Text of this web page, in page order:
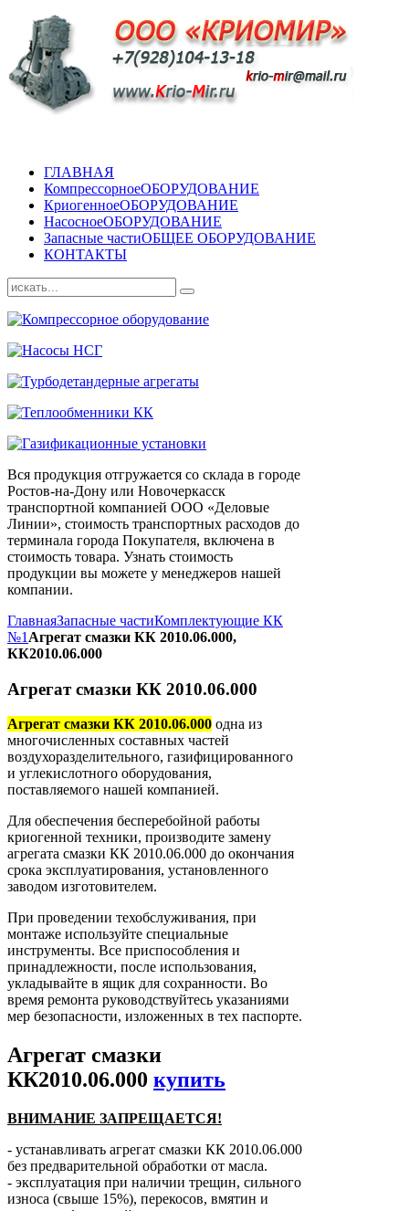
ГЛАВНАЯ
КомпрессорноеОБОРУДОВАНИЕ
КриогенноеОБОРУДОВАНИЕ
НасосноеОБОРУДОВАНИЕ
Запасные частиОБЩЕЕ ОБОРУДОВАНИЕ
КОНТАКТЫ
Вся продукция отгружается со склада в городе
Ростов-на-Дону или Новочеркасск
транспортной компанией ООО «Деловые
Линии», стоимость транспортных расходов до
терминала города Покупателя, включена в
стоимость товара. Узнать стоимость
продукции вы можете у менеджеров нашей
компании.
ГлавнаяЗапасные частиКомплектующие КК
№1 Агрегат смазки КК 2010.06.000,
КК2010.06.000
Агрегат смазки КК 2010.06.000
Агрегат смазки КК 2010.06.000 одна из
многочисленных составных частей
воздухоразделительного, газифицированного
и углекислотного оборудования,
поставляемого нашей компанией.
Для обеспечения бесперебойной работы
криогенной техники, производите замену
агрегата смазки КК 2010.06.000 до окончания
срока эксплуатирования, установленного
заводом изготовителем.
При проведении техобслуживания, при
монтаже используйте специальные
инструменты. Все приспособления и
принадлежности, после использования,
укладывайте в ящик для сохранности. Во
время ремонта руководствуйтесь указаниями
мер безопасности, изложенных в тех паспорте.
Агрегат смазки
КК2010.06.000 купить
ВНИМАНИЕ ЗАПРЕЩАЕТСЯ!
- устанавливать агрегат смазки КК 2010.06.000
без предварительной обработки от масла.
- эксплуатация при наличии трещин, сильного
износа (свыше 15%), перекосов, вмятин и